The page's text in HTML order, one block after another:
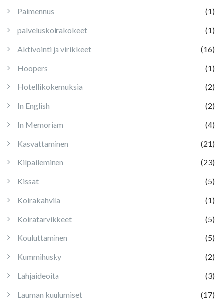
Paimennus
(1)
palveluskoirakokeet
(1)
Aktivointi ja virikkeet
(16)
Hoopers
(1)
Hotellikokemuksia
(2)
In English
(2)
In Memoriam
(4)
Kasvattaminen
(21)
Kilpaileminen
(23)
Kissat
(5)
Koirakahvila
(1)
Koiratarvikkeet
(5)
Kouluttaminen
(5)
Kummihusky
(2)
Lahjaideoita
(3)
Lauman kuulumiset
(17)